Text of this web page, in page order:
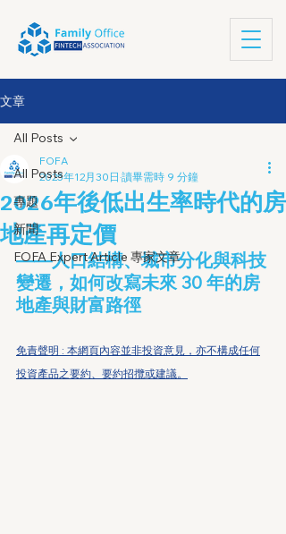
文章
All Posts
專題
新聞
FOFA Expert Article 專家文章
All Posts
2026年後低出生率時代的房
地產再定價
FOFA
2025年12月30日 讀畢需時 9 分鐘
——人口結構、城市分化與科技
變遷，如何改寫未來 30 年的房
地產與財富路徑
免責聲明 : 本網頁內容並非投資意見，亦不構成任何
投資產品之要約、要約招攬或建議。